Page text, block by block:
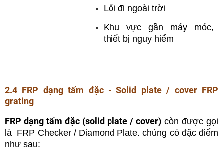
Lối đi ngoài trời
Khu vực gần máy móc,
thiết bị nguy hiểm
2.4 FRP dạng tấm đặc - Solid plate / cover FRP
grating
FRP dạng tấm đặc (solid plate / cover) còn được gọi
là FRP Checker / Diamond Plate. chúng có đặc điểm
như sau: